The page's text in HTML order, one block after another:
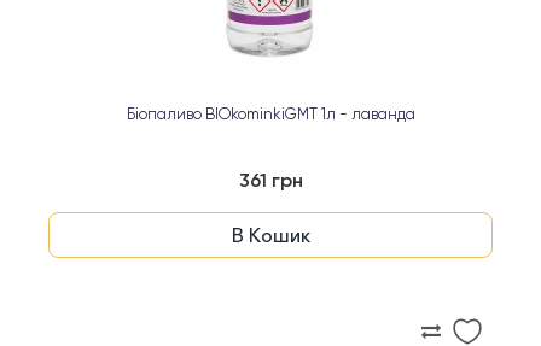
Біопаливо BIOkominkiGMT 1л - лаванда
361 грн
В Кошик